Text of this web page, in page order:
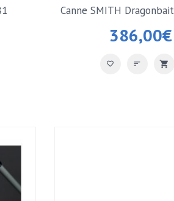
386,00€
Canne SMITH Dragonbait